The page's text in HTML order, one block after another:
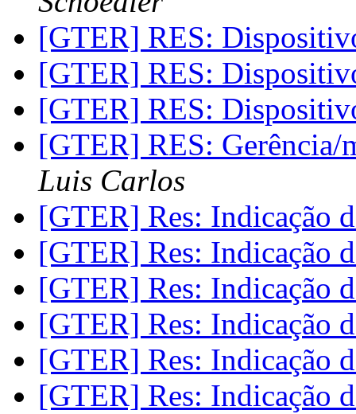
[GTER] RES:
[GTER] RES:
[GTER] RES:
[GTER] RES:
Luis Carlos
[GTER] Res: Indicação
[GTER] Res: Indicação
[GTER] Res: Indicação
[GTER] Res: Indicação
[GTER] Res: Indicação
[GTER] Res: Indicação